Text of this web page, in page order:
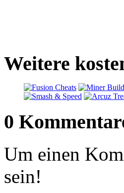
Weitere
0
Um einen
sein!